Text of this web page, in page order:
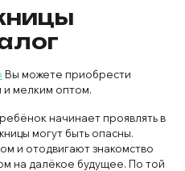
Вы можете приобрести
и мелким оптом.
начинает проявлять в
могут быть опасны.
и отодвигают знакомство
на далёкое будущее. По той